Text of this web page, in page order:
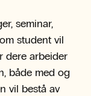
seminar,
student vil
dere arbeider
både med og
vil bestå av